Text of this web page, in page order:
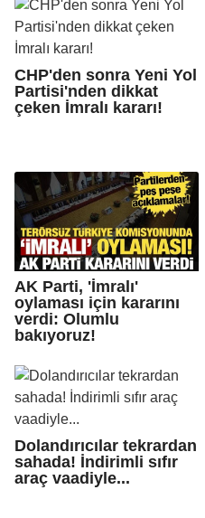
CHP'den sonra Yeni Yol
Partisi'nden dikkat
çeken İmralı kararı!
AK Parti, 'İmralı'
oylaması için kararını
verdi: Olumlu
bakıyoruz!
Dolandırıcılar tekrardan
sahada! İndirimli sıfır
araç vaadiyle...